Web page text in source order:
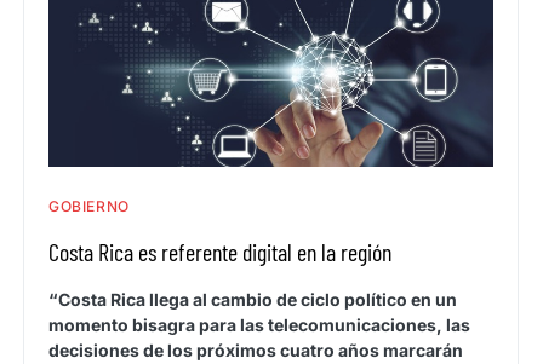
GOBIERNO
Costa Rica es referente digital en la región
“Costa Rica llega al cambio de ciclo político en un
momento bisagra para las telecomunicaciones, las
decisiones de los próximos cuatro años marcarán